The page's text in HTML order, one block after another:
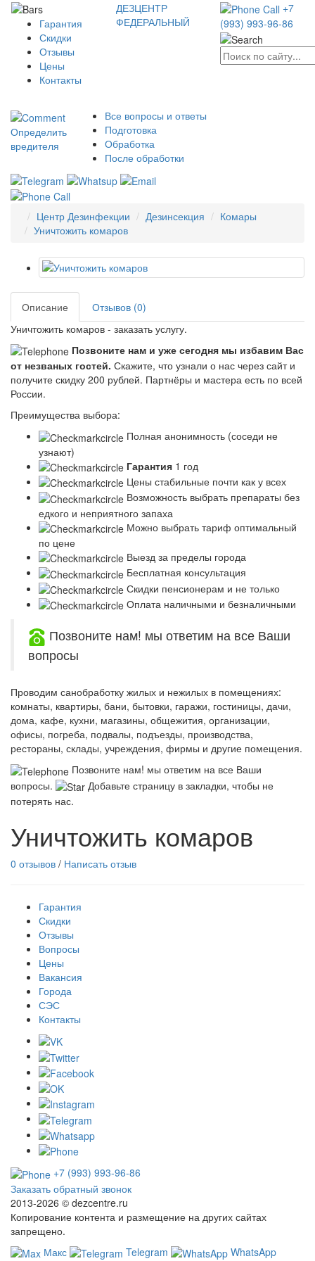
Гарантия
Скидки
Отзывы
Цены
Контакты
ДЕЗЦЕНТР
ФЕДЕРАЛЬНЫЙ
+7
(993) 993-96-86
Определить
вредителя
Все вопросы и ответы
Подготовка
Обработка
После обработки
Центр Дезинфекции Дезинсекция
Комары
Уничтожить комаров
Описание
Отзывов (0)
Уничтожить комаров - заказать услугу.
Позвоните нам и уже сегодня мы избавим Вас
от незваных гостей. Скажите, что узнали о нас через сайт и
получите скидку 200 рублей. Партнёры и мастера есть по всей
России.
Преимущества выбора:
Полная анонимность (соседи не
узнают)
Гарантия 1 год
Цены стабильные почти как у всех
Возможность выбрать препараты без
едкого и неприятного запаха
Можно выбрать тариф оптимальный
по цене
Выезд за пределы города
Бесплатная консультация
Скидки пенсионерам и не только
Оплата наличными и безналичными
Позвоните нам! мы ответим на все Ваши
вопросы
Проводим санобработку жилых и нежилых в помещениях:
комнаты, квартиры, бани, бытовки, гаражи, гостиницы, дачи,
дома, кафе, кухни, магазины, общежития, организации,
офисы, погреба, подвалы, подъезды, производства,
рестораны, склады, учреждения, фирмы и другие помещения.
Позвоните нам! мы ответим на все Ваши
вопросы.
Добавьте страницу в закладки, чтобы не
потерять нас.
Уничтожить комаров
0 отзывов / Написать отзыв
Гарантия
Скидки
Отзывы
Вопросы
Цены
Вакансия
Города
СЭС
Контакты
+7 (993) 993-96-86
Заказать обратный звонок
2013-2026 © dezcentre.ru
Копирование контента и размещение на других сайтах
запрещено.
Макс
Telegram
WhatsApp